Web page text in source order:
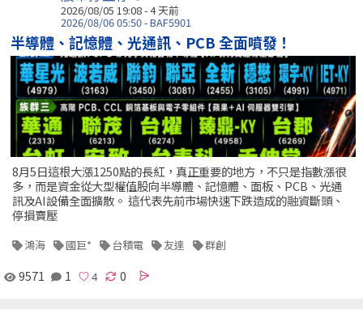
2026/08/05 19:08 - 4 天前
2026/08/06 05:50 - BAF5901
半導體、記憶體、光通訊、PCB 全面噴發！
8月5日這根大漲1250點的長紅，真正重要的地方，不只是指數漲很
多，而是資金從大型權值股向半導體、記憶體、面板、PCB、光通
訊及AI設備全面擴散。 這代表先前市場快速下跌造成的融資斷頭、
停損賣壓
鴻海 國巨* 台積電 友達 群創
9571 1 0